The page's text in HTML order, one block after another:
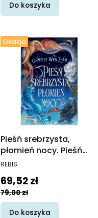
Do koszyka
Okazja
Pieśń srebrzysta,
płomień nocy. Pieśń
ostatniego królestwa.
PRODUCENT
REBIS
Cena promocyjna
69,52 zł
79,00 zł
Do koszyka